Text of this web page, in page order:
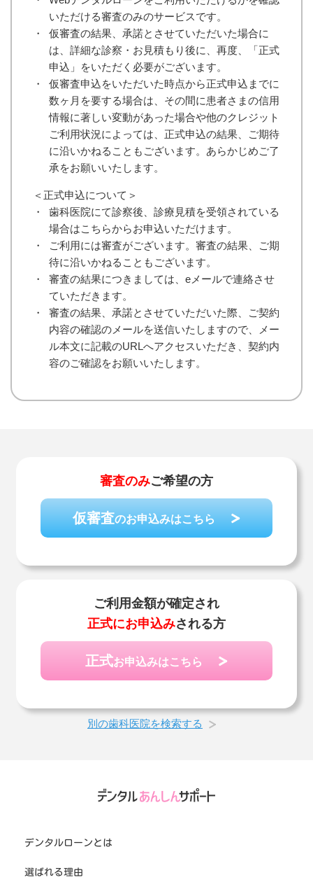
いただける審査のみのサービスです。
・
仮審査の結果、承諾とさせていただいた場合に
は、詳細な診察・お見積もり後に、再度、「正式
申込」をいただく必要がございます。
・
仮審査申込をいただいた時点から正式申込までに
数ヶ月を要する場合は、その間に患者さまの信用
情報に著しい変動があった場合や他のクレジット
ご利用状況によっては、正式申込の結果、ご期待
に沿いかねることもございます。あらかじめご了
承をお願いいたします。
＜正式申込について＞
・
歯科医院にて診察後、診療見積を受領されている
場合はこちらからお申込いただけます。
・
ご利用には審査がございます。審査の結果、ご期
待に沿いかねることもございます。
・
審査の結果につきましては、eメールで連絡させ
ていただきます。
・
審査の結果、承諾とさせていただいた際、ご契約
内容の確認のメールを送信いたしますので、メー
ル本文に記載のURLへアクセスいただき、契約内
容のご確認をお願いいたします。
審査のみご希望の方
仮審査のお申込みはこちら
ご利用金額が確定され
正式にお申込みされる方
正式お申込みはこちら
別の歯科医院を検索する
デンタルローンとは
選ばれる理由